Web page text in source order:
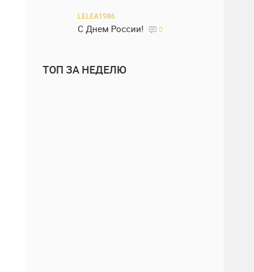
LELEA1986
С Днем России! 0
ТОП ЗА НЕДЕЛЮ